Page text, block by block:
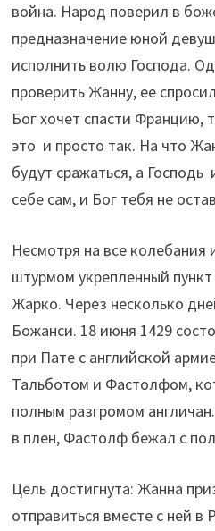
война. Народ поверил в
предназначение юной
исполнить волю Господа.
проверить Жанну, ее
Бог хочет спасти Францию,
это и просто так. На что
будут сражаться, а
себе сам, и Бог тебя не
Несмотря на все колебания
штурмом укрепленный
Жарко. Через несколько
Божанси. 18 июня 1429
при Пате с английской
Тальботом и Фастолфом,
полным разгромом
в плен, Фастолф бежал с
Цель достигнута: Жанна
отправиться вместе с ней